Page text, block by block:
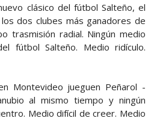
clásico del fútbol Salteño, el
dos clubes más ganadores de
trasmisión radial. Ningún medio
fútbol Salteño. Medio ridículo.
Montevideo jueguen Peñarol -
al mismo tiempo y ningún
Medio difícil de creer. Medio